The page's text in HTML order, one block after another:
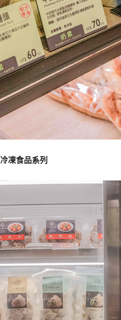
冷凍食品系列